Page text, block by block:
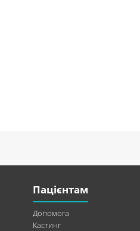
Пацієнтам
Допомога
Кастинг